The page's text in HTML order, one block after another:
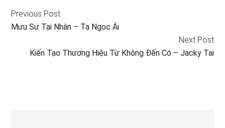
Previous Post
Mưu Sự Tại Nhân – Tạ Ngọc Ái
Next Post
Kiến Tạo Thương Hiệu Từ Không Đến Có – Jacky Tai